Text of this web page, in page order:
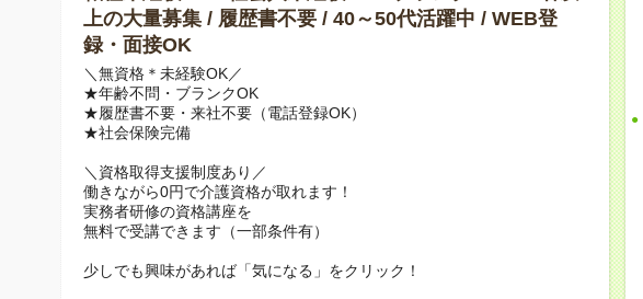
上の大量募集 / 履歴書不要 / 40～50代活躍中 / WEB登
録・面接OK
＼無資格＊未経験OK／
★年齢不問・ブランクOK
★履歴書不要・来社不要（電話登録OK）
★社会保険完備
＼資格取得支援制度あり／
働きながら0円で介護資格が取れます！
実務者研修の資格講座を
無料で受講できます（一部条件有）
少しでも興味があれば「気になる」をクリック！